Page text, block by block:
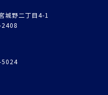
城野二丁目4-1